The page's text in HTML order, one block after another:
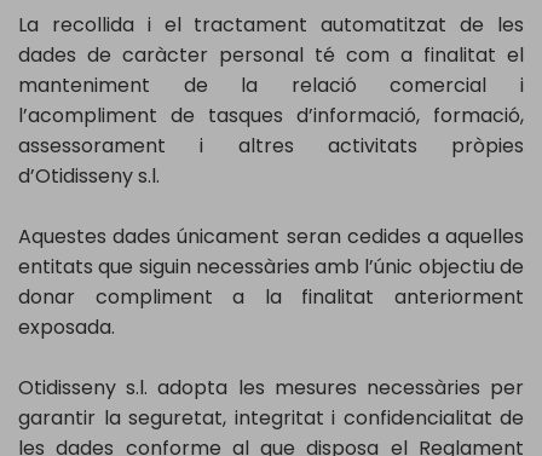
La recollida i el tractament automatitzat de les
dades de caràcter personal té com a finalitat el
manteniment de la relació comercial i
l’acompliment de tasques d’informació, formació,
assessorament i altres activitats pròpies
d’Otidisseny s.l.
Aquestes dades únicament seran cedides a aquelles
entitats que siguin necessàries amb l’únic objectiu de
donar compliment a la finalitat anteriorment
exposada.
Otidisseny s.l. adopta les mesures necessàries per
garantir la seguretat, integritat i confidencialitat de
les dades conforme al que disposa el Reglament